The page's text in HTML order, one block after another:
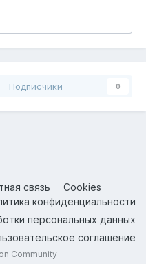
Подписчики 0
связь
Cookies
конфиденциальности
персональных данных
соглашение
Community